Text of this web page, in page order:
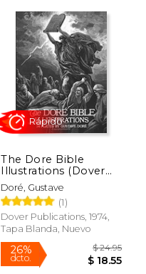
Rápido
The Dore Bible
Illustrations (Dover
Fine Art, History of
Art) (en Inglés)
Doré, Gustave
(1)
Dover Publications, 1974,
Tapa Blanda, Nuevo